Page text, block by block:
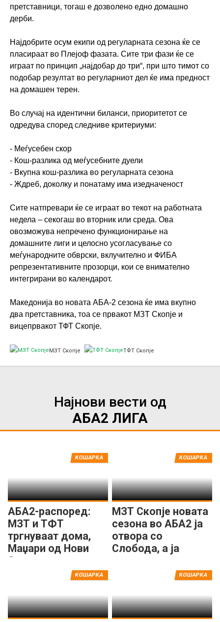
претставници, тогаш е дозволено едно домашно
дерби.
Најдобрите осум екипи од регуларната сезона ќе се
пласираат во Плејоф фазата. Сите три фази ќе се
играат по принцип „најдобар до три“, при што тимот со
подобар резултат во регуларниот дел ќе има предност
на домашен терен.
Во случај на идентични биланси, приоритетот се
одредува според следниве критериуми:
- Меѓусебен скор
- Кош-разлика од меѓусебните дуели
- Вкупна кош-разлика во регуларната сезона
- Ждреб, доколку и понатаму има изедначеност
Сите натпревари ќе се играат во текот на работната
недела – секогаш во вторник или среда. Ова
овозможува непречено функционирање на
домашните лиги и целосно усогласување со
меѓународните обврски, вклучително и ФИБА
репрезентативните прозорци, кои се внимателно
интегрирани во календарот.
Македонија во новата АБА-2 сезона ќе има вкупно
два претставника, тоа се првакот МЗТ Скопје и
вицепрвакот ТФТ Скопје.
МЗТ Скопје ТФТ Скопје
Најнови вести од
АБА2 ЛИГА
АБА2-распоред:
МЗТ и ТФТ
тргнуваат дома,
Маџари од Нови
Сад
КОШАРКА
МЗТ Скопје новата
сезона во АБА2 ја
отвора со
Слобода, а ја
КОШАРКА
КОШАРКА КОШАРКА